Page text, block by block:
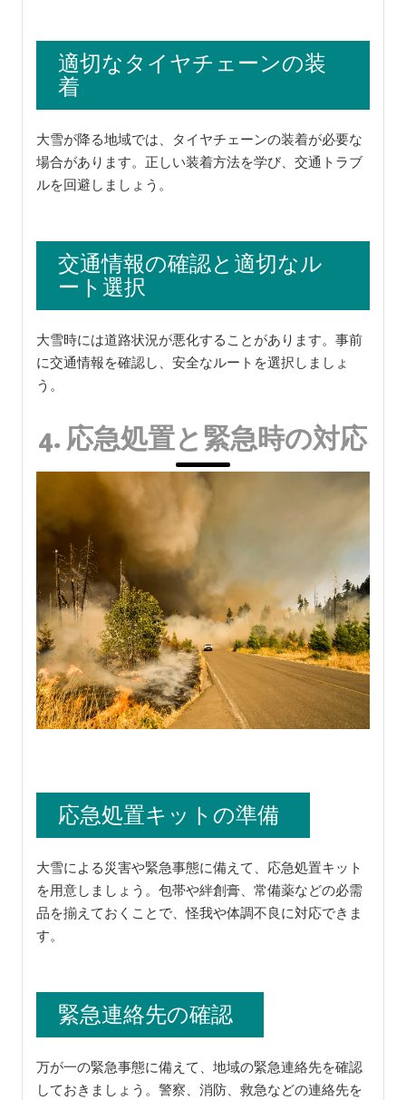
適切なタイヤチェーンの装
着
大雪が降る地域では、タイヤチェーンの装着が必要な
場合があります。正しい装着方法を学び、交通トラブ
ルを回避しましょう。
交通情報の確認と適切なル
ート選択
大雪時には道路状況が悪化することがあります。事前
に交通情報を確認し、安全なルートを選択しましょ
う。
4. 応急処置と緊急時の対応
応急処置キットの準備
大雪による災害や緊急事態に備えて、応急処置キット
を用意しましょう。包帯や絆創膏、常備薬などの必需
品を揃えておくことで、怪我や体調不良に対応できま
す。
緊急連絡先の確認
万が一の緊急事態に備えて、地域の緊急連絡先を確認
しておきましょう。警察、消防、救急などの連絡先を